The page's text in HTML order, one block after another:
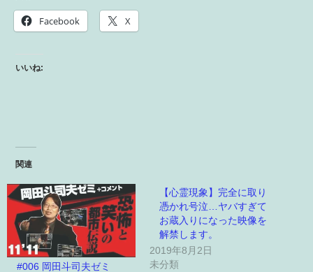
Facebook X
いいね:
関連
#006 岡田斗司夫ゼミ
【心霊現象】完全に取り
憑かれ号泣…ヤバすぎて
お蔵入りになった映像を
解禁します。
2019年8月2日
未分類